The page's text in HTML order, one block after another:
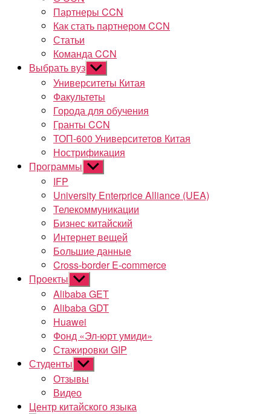
Партнеры CCN
Как стать партнером CCN
Статьи
Команда CCN
Выбрать вуз Показывать
подменю
Университеты Китая
Факультеты
Города для обучения
Гранты CCN
ТОП-600 Университетов Китая
Нострификация
Программы Показывать
подменю
IFP
University Enterprice Alliance (UEA)
Телекоммуникации
Бизнес китайский
Интернет вещей
Большие данные
Cross-border E-commerce
Проекты Показывать
подменю
Alibaba GET
Alibaba GDT
Huawei
Фонд «Эл-юрт умиди»
Стажировки GIP
Студенты Показывать
подменю
Отзывы
Видео
Центр китайского языка